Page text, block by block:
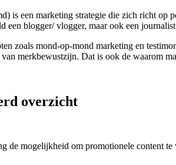
is een marketing strategie die zich richt
blogger/ vlogger, maar ook een
zoals mond-op-mond marketing en
merkbewustzijn. Dat is ook de waarom
overzicht
de mogelijkheid om promotionele content